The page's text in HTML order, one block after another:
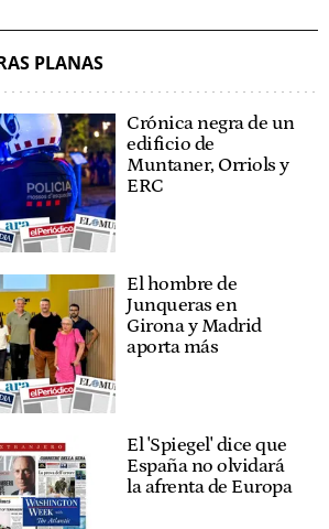
PLANAS
Crónica negra de un
edificio de
Muntaner, Orriols y
ERC
El hombre de
Junqueras en
Girona y Madrid
aporta más
El 'Spiegel' dice que
España no olvidará
la afrenta de Europa